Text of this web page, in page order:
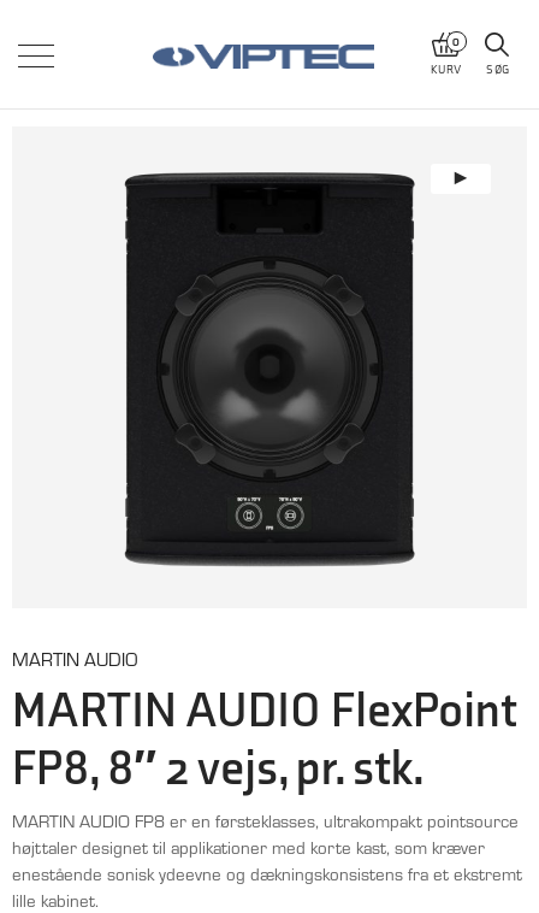
0
KURV
SØG
MARTIN AUDIO
MARTIN AUDIO FlexPoint
FP8, 8″ 2 vejs, pr. stk.
MARTIN AUDIO FP8 er en førsteklasses, ultrakompakt pointsource
højttaler designet til applikationer med korte kast, som kræver
enestående sonisk ydeevne og dækningskonsistens fra et ekstremt
lille kabinet.